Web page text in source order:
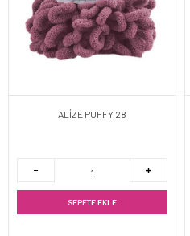
ALİZE PUFFY 28
SEPETE EKLE